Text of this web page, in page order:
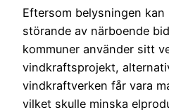
Eftersom belysningen
störande av närboende
kommuner använder sitt
vindkraftsprojekt,
vindkraftverken får vara
vilket skulle minska